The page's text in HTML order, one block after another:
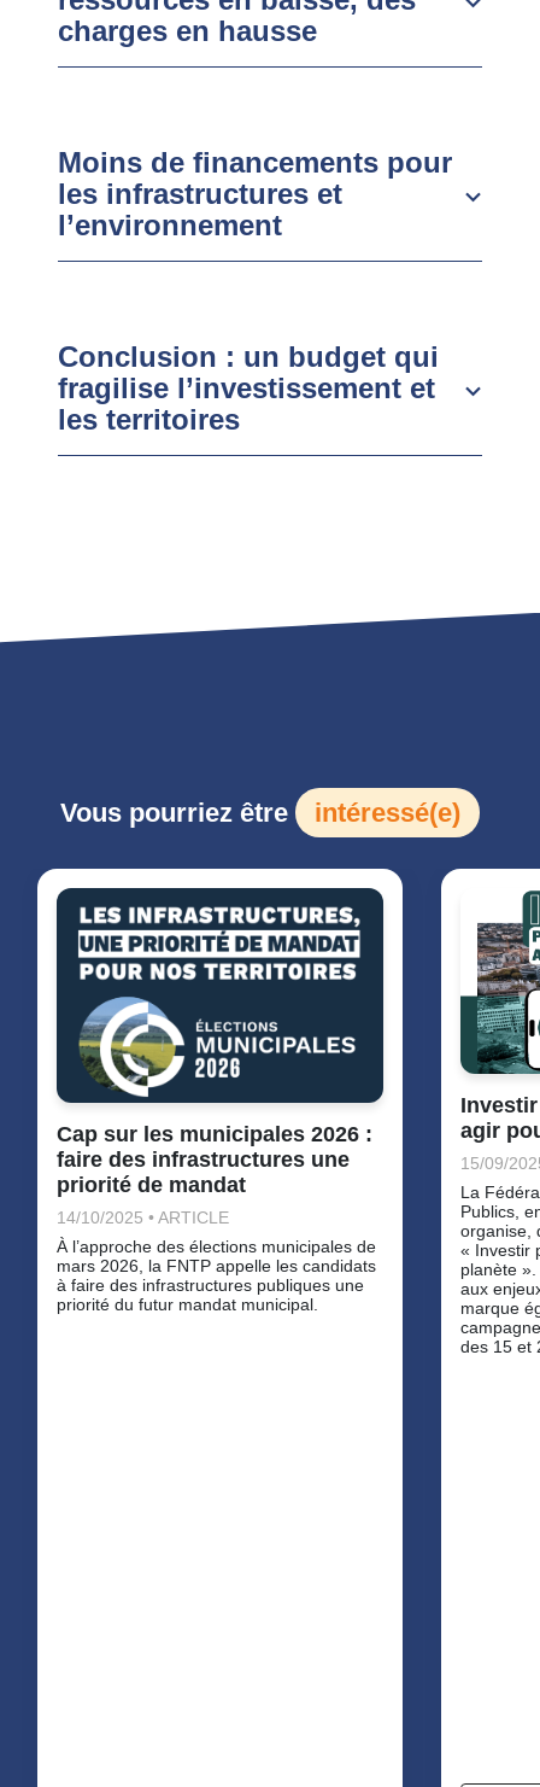
charges en hausse
Moins de financements pour
les infrastructures et
l’environnement
Conclusion : un budget qui
fragilise l’investissement et
les territoires
Vous pourriez être intéressé(e)
Cap sur les municipales 2026 :
faire des infrastructures une
priorité de mandat
14/10/2025 • ARTICLE
À l’approche des élections municipales de
mars 2026, la FNTP appelle les candidats
à faire des infrastructures publiques une
priorité du futur mandat municipal.
agir
15/09/
La
Publics,
organise,
« Investir
planète
aux
marque
des 15 et